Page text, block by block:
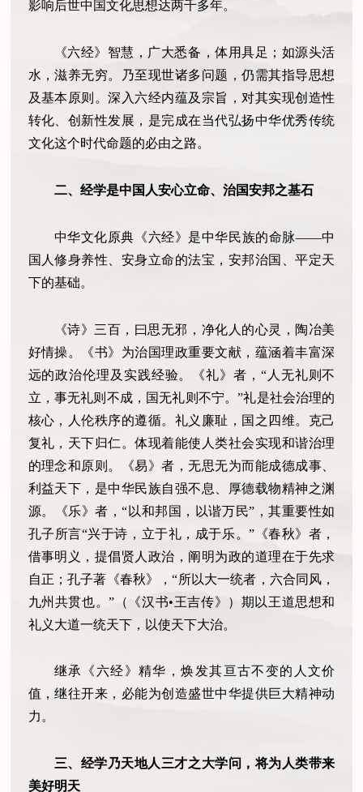
影响后世中国文化思想达两千多年。
《六经》智慧，广大悉备，体用具足；如源头活
水，滋养无穷。乃至现世诸多问题，仍需其指导思想
及基本原则。深入六经内蕴及宗旨，对其实现创造性
转化、创新性发展，是完成在当代弘扬中华优秀传统
文化这个时代命题的必由之路。
二、经学是中国人安心立命、治国安邦之基石
中华文化原典《六经》是中华民族的命脉——中
国人修身养性、安身立命的法宝，安邦治国、平定天
下的基础。
《诗》三百，曰思无邪，净化人的心灵，陶冶美
好情操。《书》为治国理政重要文献，蕴涵着丰富深
远的政治伦理及实践经验。《礼》者，“人无礼则不
立，事无礼则不成，国无礼则不宁。”礼是社会治理的
核心，人伦秩序的遵循。礼义廉耻，国之四维。克己
复礼，天下归仁。体现着能使人类社会实现和谐治理
的理念和原则。《易》者，无思无为而能成德成事、
利益天下，是中华民族自强不息、厚德载物精神之渊
源。《乐》者，“以和邦国，以谐万民”，其重要性如
孔子所言“兴于诗，立于礼，成于乐。”《春秋》者，
借事明义，提倡贤人政治，阐明为政的道理在于先求
自正；孔子著《春秋》，“所以大一统者，六合同风，
九州共贯也。”（《汉书•王吉传》）期以王道思想和
礼义大道一统天下，以使天下大治。
继承《六经》精华，焕发其亘古不变的人文价
值，继往开来，必能为创造盛世中华提供巨大精神动
力。
三、经学乃天地人三才之大学问，将为人类带来
美好明天